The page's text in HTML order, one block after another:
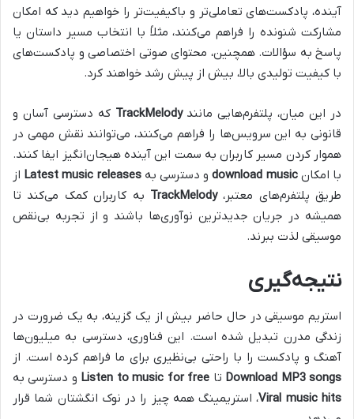
آینده، پادکست‌های تعاملی‌تر و باکیفیت‌تر را خواهیم دید که امکان
مشارکت شنونده را فراهم می‌کنند، مثلاً با انتخاب مسیر داستان یا
پاسخ به سؤالات. همچنین، محتوای صوتی اختصاصی و پادکست‌های
با کیفیت تولیدی بالا، بیش از پیش رشد خواهند کرد.
در این میان، پلتفرم‌هایی مانندTrackMelody که دسترسی آسان و
قانونی به این سرویس‌ها را فراهم می‌کنند، می‌توانند نقش مهمی در
هموار کردن مسیر کاربران به سمت این آینده هیجان‌انگیز ایفا کنند.
با امکانdownload musicو دسترسی بهLatest music releases از
طریق پلتفرم‌های معتبر،TrackMelody به کاربران کمک می‌کند تا
همیشه در جریان جدیدترین نوآوری‌ها باشند و از تجربه بی‌نقص
موسیقی لذت ببرند.
نتیجه‌گیری
استریم موسیقی در حال حاضر بیش از یک گزینه، به یک ضرورت در
زندگی مدرن تبدیل شده است. این فناوری، دسترسی به میلیون‌ها
آهنگ و پادکست را با راحتی بی‌نظیری برای ما فراهم کرده است. از
Download MP3 songs تا Listen to music for free و دسترسی به
Viral music hits، استریمینگ همه چیز را در نوک انگشتان شما قرار